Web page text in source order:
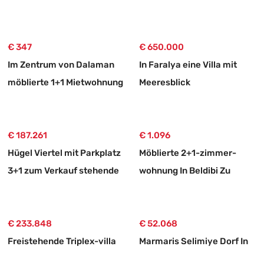
€ 347
Im Zentrum von Dalaman
möblierte 1+1 Mietwohnung
€ 650.000
In Faralya eine Villa mit
Meeresblick
€ 187.261
Hügel Viertel mit Parkplatz
3+1 zum Verkauf stehende
€ 1.096
Möblierte 2+1-zimmer-
wohnung In Beldibi Zu
€ 233.848
Freistehende Triplex-villa
€ 52.068
Marmaris Selimiye Dorf In